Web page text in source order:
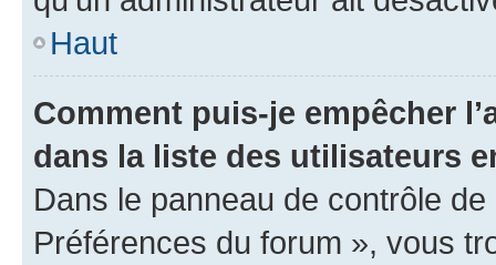
Haut
Comment puis-je empêcher
dans la liste des utilisateurs
Dans le panneau de contrôle
Préférences du forum », vous